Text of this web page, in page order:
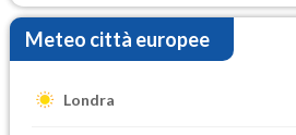
Meteo città europee
Londra